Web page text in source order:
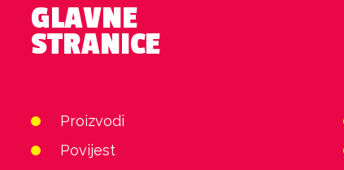
GLAVNE
STRANICE
Proizvodi
Povijest